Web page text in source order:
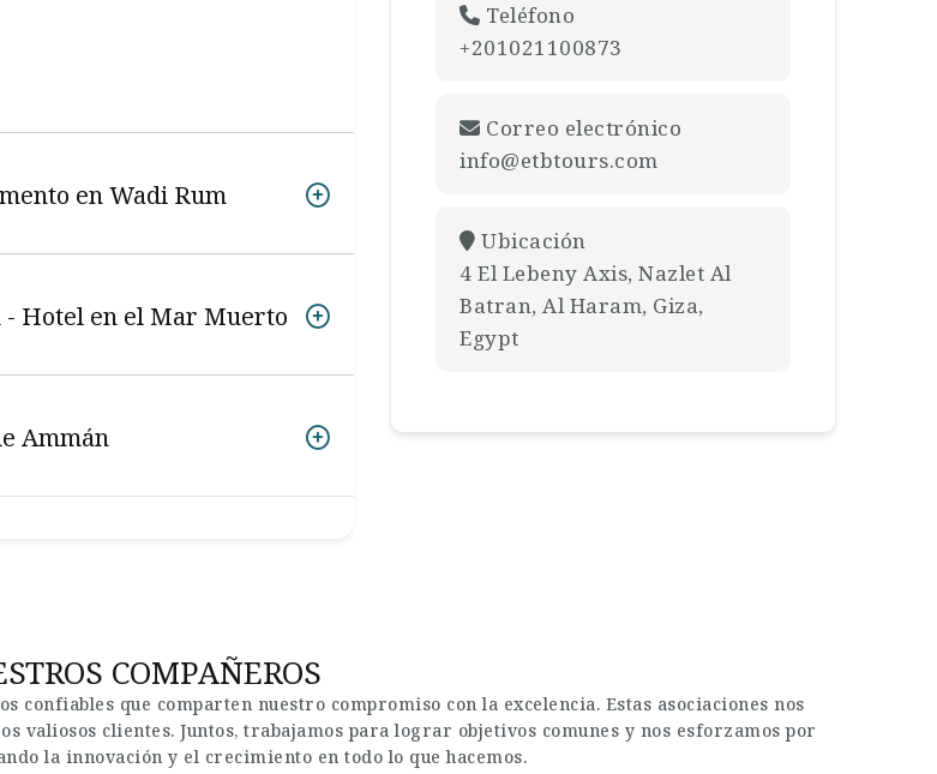
en Wadi Rum
- Hotel en el Mar Muerto
Ammán
Teléfono
+201021100873
Correo electrónico
info@etbtours.com
Ubicación
4 El Lebeny Axis, Nazlet Al
Batran, Al Haram, Giza,
Egypt
COMPAÑEROS
confiables que comparten nuestro compromiso con la excelencia. Estas asociaciones nos
valiosos clientes. Juntos, trabajamos para lograr objetivos comunes y nos esforzamos por
la innovación y el crecimiento en todo lo que hacemos.